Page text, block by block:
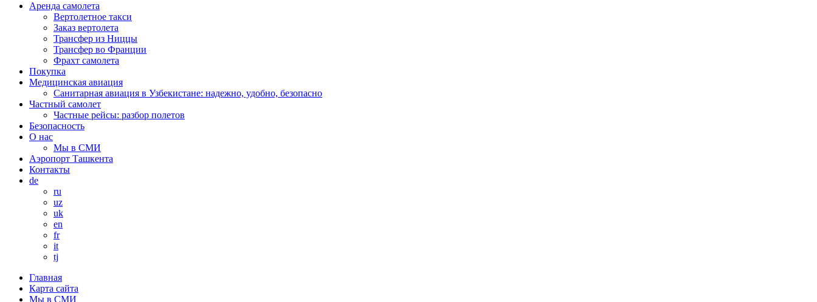
Аренда самолета
Вертолетное такси
Заказ вертолета
Трансфер из Ниццы
Трансфер во Франции
Фрахт самолета
Покупка
Медицинская авиация
Санитарная авиация в Узбекистане: надежно, удобно, безопасно
Частный самолет
Частные рейсы: разбор полетов
Безопасность
О нас
Мы в СМИ
Аэропорт Ташкента
Контакты
de
ru
uz
uk
en
fr
it
tj
Главная
Карта сайта
Мы в СМИ